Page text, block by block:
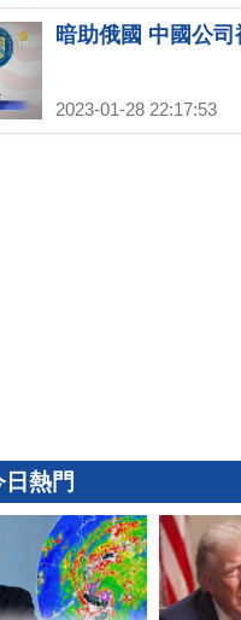
暗助俄國 中國公
2023-01-28 22:17:53
日熱門